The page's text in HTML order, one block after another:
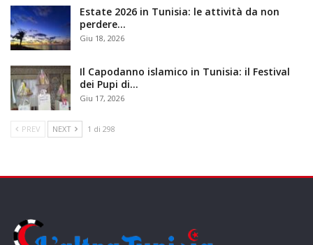
Estate 2026 in Tunisia: le attività da non
perdere…
Giu 18, 2026
Il Capodanno islamico in Tunisia: il Festival
dei Pupi di…
Giu 17, 2026
PREV NEXT 1 di 298